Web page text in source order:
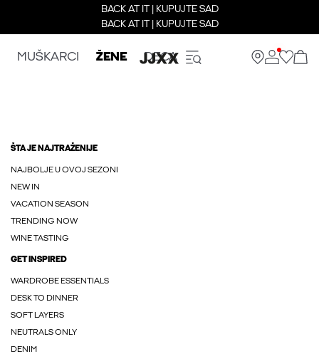
BACK AT IT | KUPUJTE SAD
BACK AT IT | KUPUJTE SAD
MUŠKARCI ŽENE DECA
ŠTA JE NAJTRAŽENIJE
NAJBOLJE U OVOJ SEZONI
NEW IN
VACATION SEASON
TRENDING NOW
WINE TASTING
GET INSPIRED
WARDROBE ESSENTIALS
DESK TO DINNER
SOFT LAYERS
NEUTRALS ONLY
DENIM